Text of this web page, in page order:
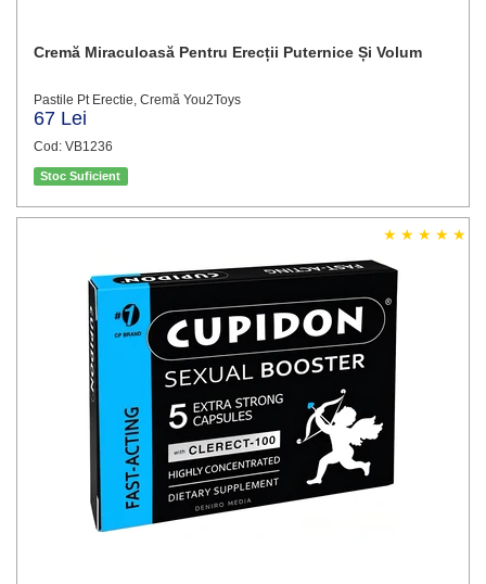
Cremă Miraculoasă Pentru Erecții Puternice Și Volum
Pastile Pt Erectie, Cremă You2Toys
67 Lei
Cod: VB1236
Stoc Suficient